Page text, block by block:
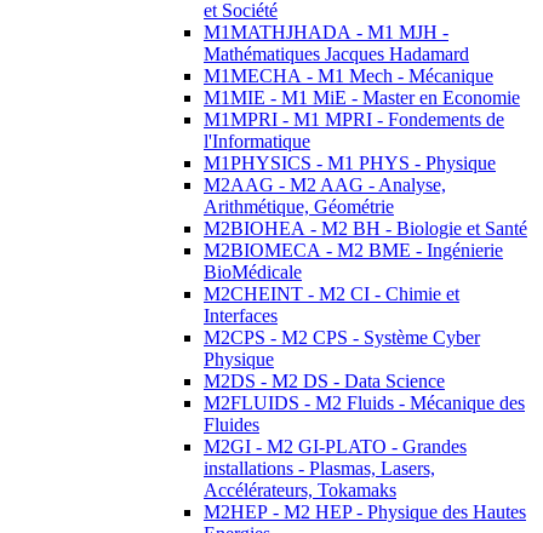
et Société
M1MATHJHADA - M1 MJH -
Mathématiques Jacques Hadamard
M1MECHA - M1 Mech - Mécanique
M1MIE - M1 MiE - Master en Economie
M1MPRI - M1 MPRI - Fondements de
l'Informatique
M1PHYSICS - M1 PHYS - Physique
M2AAG - M2 AAG - Analyse,
Arithmétique, Géométrie
M2BIOHEA - M2 BH - Biologie et Santé
M2BIOMECA - M2 BME - Ingénierie
BioMédicale
M2CHEINT - M2 CI - Chimie et
Interfaces
M2CPS - M2 CPS - Système Cyber
Physique
M2DS - M2 DS - Data Science
M2FLUIDS - M2 Fluids - Mécanique des
Fluides
M2GI - M2 GI-PLATO - Grandes
installations - Plasmas, Lasers,
Accélérateurs, Tokamaks
M2HEP - M2 HEP - Physique des Hautes